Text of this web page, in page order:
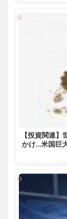
【投資関連
かけ…米国巨